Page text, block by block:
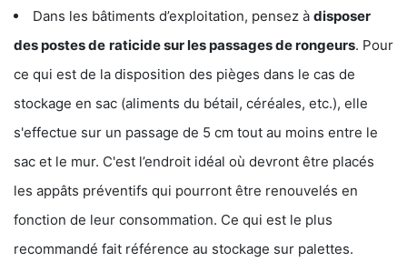
Dans les bâtiments d’exploitation, pensez à disposer
des postes de raticide sur les passages de rongeurs. Pour
ce qui est de la disposition des pièges dans le cas de
stockage en sac (aliments du bétail, céréales, etc.), elle
s'effectue sur un passage de 5 cm tout au moins entre le
sac et le mur. C'est l’endroit idéal où devront être placés
les appâts préventifs qui pourront être renouvelés en
fonction de leur consommation. Ce qui est le plus
recommandé fait référence au stockage sur palettes.